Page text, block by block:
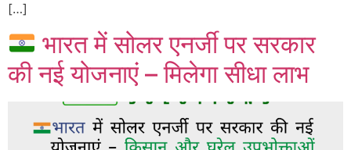
[…]
भारत में सोलर एनर्जी पर सरकार
की नई योजनाएं – मिलेगा सीधा लाभ